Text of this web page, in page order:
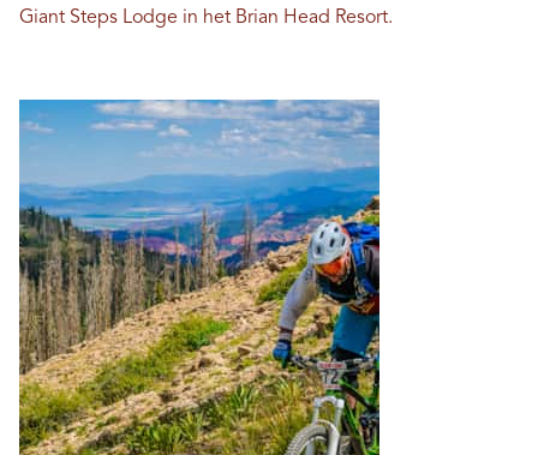
Giant Steps Lodge in het Brian Head Resort.